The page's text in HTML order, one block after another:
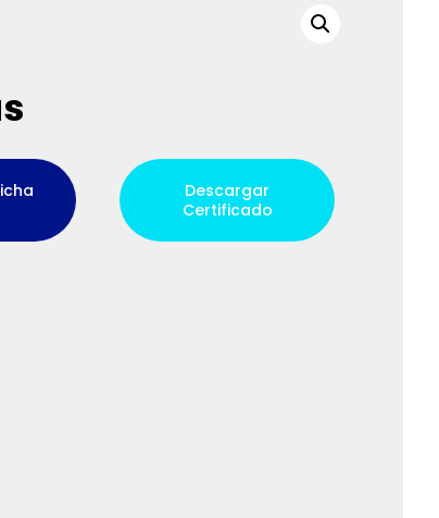
Descargar
Certificado